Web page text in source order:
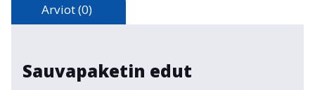
Arviot (0)
Sauvapaketin edut